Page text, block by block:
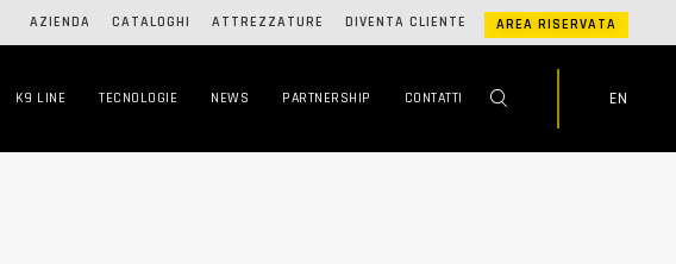
AZIENDA CATALOGHI ATTREZZATURE DIVENTA CLIENTE AREA RISERVATA
K9 LINE TECNOLOGIE NEWS PARTNERSHIP CONTATTI EN